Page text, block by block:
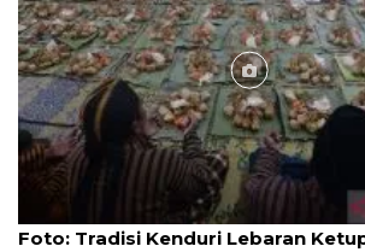
Foto: Tradisi Kenduri Lebaran